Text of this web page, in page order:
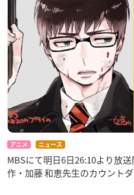
アニメ ニュース
MBSにて明日6日26:10より放
作・加藤 和恵​先生のカウント